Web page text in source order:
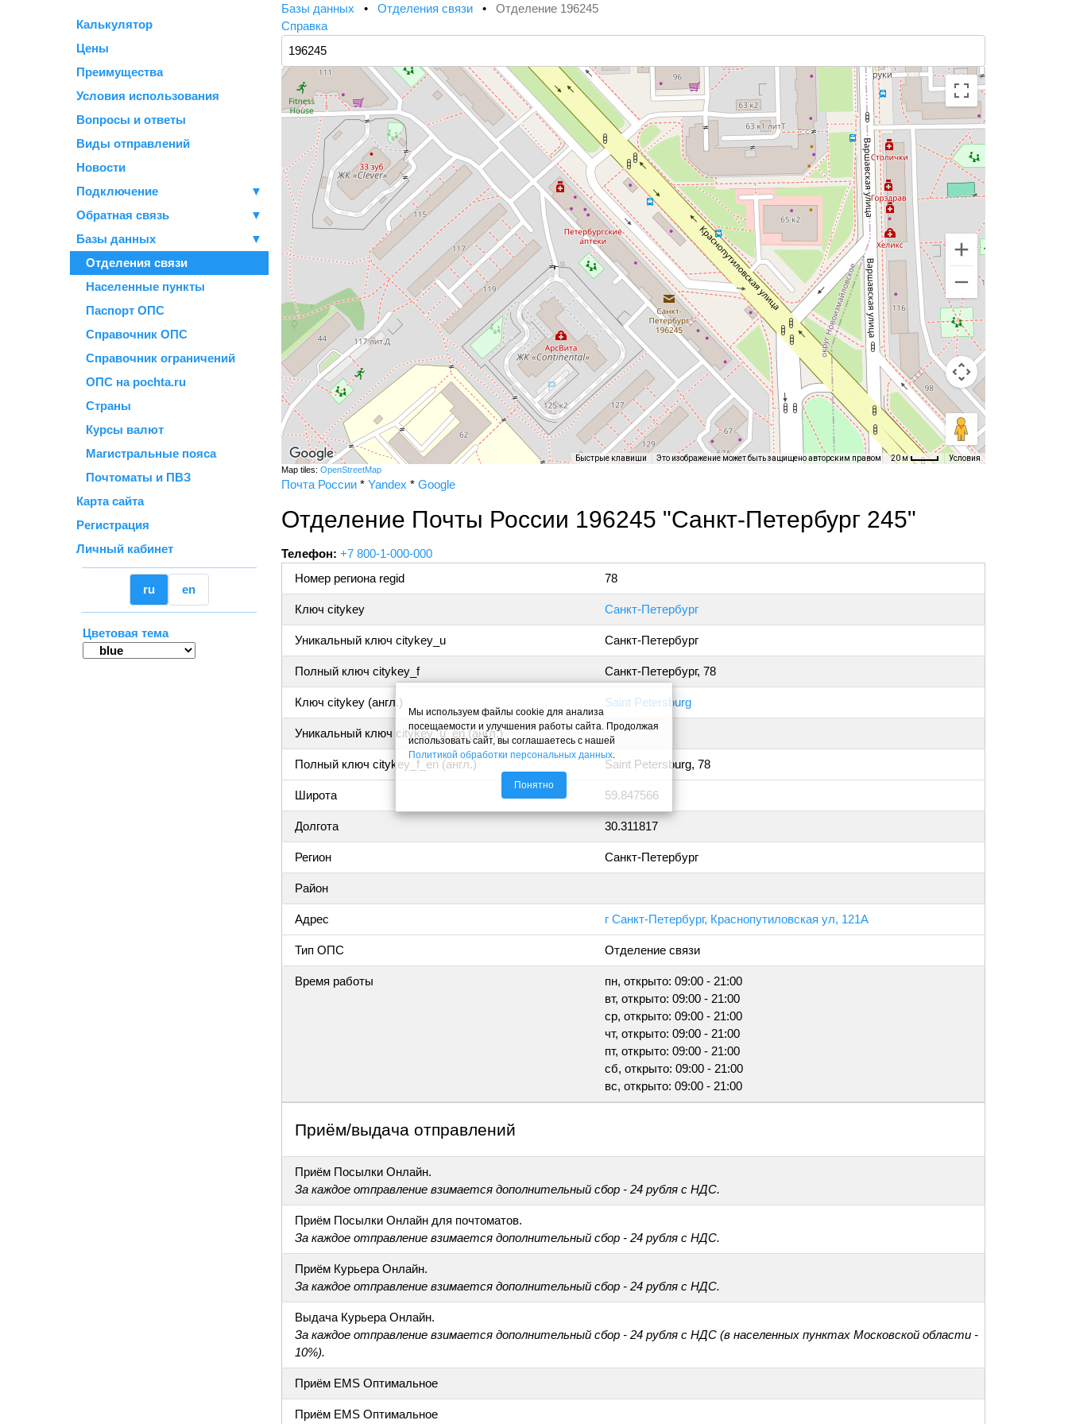
Калькулятор
Цены
Преимущества
Условия использования
Вопросы и ответы
Виды отправлений
Новости
Подключение
▼
Обратная связь
▼
Базы данных
▼
Отделения связи
Населенные пункты
Паспорт ОПС
Справочник ОПС
Справочник ограничений
ОПС на pochta.ru
Страны
Курсы валют
Магистральные пояса
Почтоматы и ПВЗ
Карта сайта
Регистрация
Личный кабинет
ru en
Цветовая тема
Базы данных • Отделения связи • Отделение 196245
Справка
Быстрые клавиши Это изображение может быть защищено авторским правом 20 м Условия
Map tiles: OpenStreetMap
Почта России * Yandex * Google
Отделение Почты России 196245 "Санкт-Петербург 245"
Телефон: +7 800-1-000-000
Номер региона regid
78
Ключ citykey Санкт-Петербург
Уникальный ключ citykey_u Санкт-Петербург
Полный ключ citykey_f Санкт-Петербург, 78
Ключ citykey (англ.) Saint Petersburg
Уникальный ключ citykey_u_en (англ.)
Полный ключ citykey_f_en (англ.) Saint Petersburg, 78
Широта 59.847566
Долгота 30.311817
Регион Санкт-Петербург
Район
Адрес г Санкт-Петербург, Краснопутиловская ул, 121А
Тип ОПС Отделение связи
Время работы
пн, открыто: 09:00 - 21:00
вт, открыто: 09:00 - 21:00
ср, открыто: 09:00 - 21:00
чт, открыто: 09:00 - 21:00
пт, открыто: 09:00 - 21:00
сб, открыто: 09:00 - 21:00
вс, открыто: 09:00 - 21:00
Приём/выдача отправлений
Приём Посылки Онлайн.
За каждое отправление взимается дополнительный сбор - 24 рубля с НДС.
Приём Посылки Онлайн для почтоматов.
За каждое отправление взимается дополнительный сбор - 24 рубля с НДС.
Приём Курьера Онлайн.
За каждое отправление взимается дополнительный сбор - 24 рубля с НДС.
Выдача Курьера Онлайн.
За каждое отправление взимается дополнительный сбор - 24 рубля с НДС (в населенных пунктах Московской области -
10%).
Приём EMS Оптимальное
Приём EMS Оптимальное
Мы используем файлы cookie для анализа
посещаемости и улучшения работы сайта. Продолжая
использовать сайт, вы соглашаетесь с нашей
Политикой обработки персональных данных
Понятно